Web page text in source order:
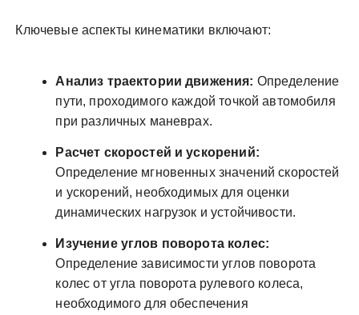
Ключевые аспекты кинематики включают:
Анализ траектории движения: Определение
пути, проходимого каждой точкой автомобиля
при различных маневрах.
Расчет скоростей и ускорений:
Определение мгновенных значений скоростей
и ускорений, необходимых для оценки
динамических нагрузок и устойчивости.
Изучение углов поворота колес:
Определение зависимости углов поворота
колес от угла поворота рулевого колеса,
необходимого для обеспечения